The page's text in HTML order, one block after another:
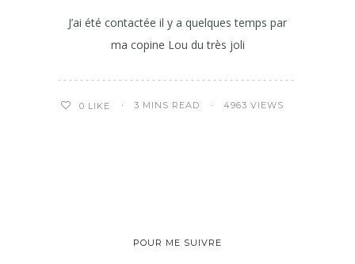
J’ai été contactée il y a quelques temps par
ma copine Lou du très joli
0 LIKE 3 MINS READ 4963 VIEWS
POUR ME SUIVRE